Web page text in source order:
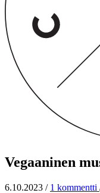
Vegaaninen
6.10.2023 / 1 kommentti